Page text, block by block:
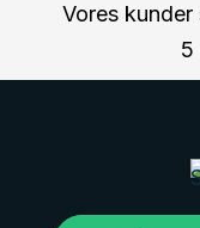
Vores kunder
5